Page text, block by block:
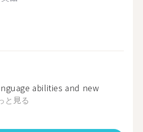
abilities and new
と見る